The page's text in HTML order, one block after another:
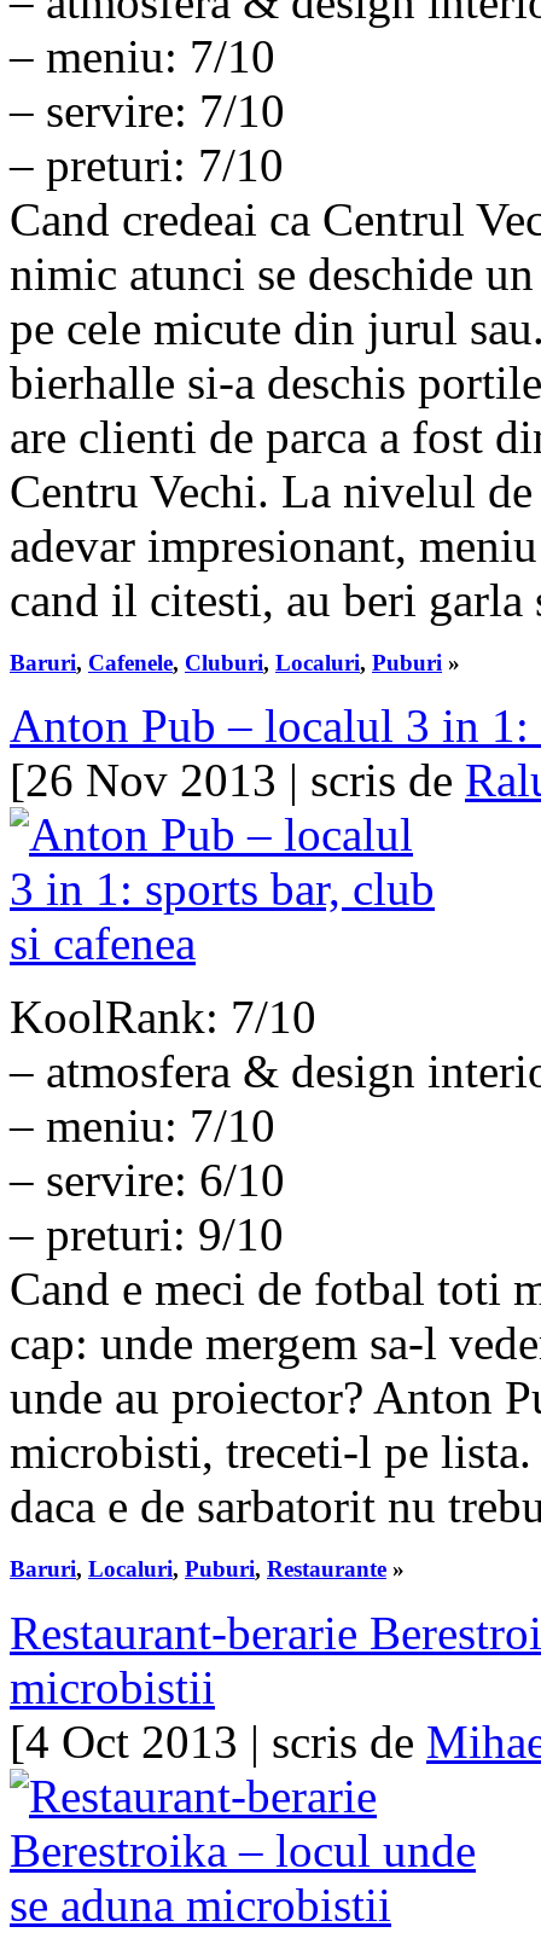
– meniu: 7/10
– servire: 7/10
– preturi: 7/10
Cand credeai ca Centrul
nimic atunci se deschide
pe cele micute din jurul
bierhalle si-a deschis
are clienti de parca a fost
Centru Vechi. La nivelul
adevar impresionant,
cand il citesti, au beri
Baruri, Cafenele, Cluburi, Localuri, Puburi »
Anton Pub – localul 3 in 1:
[26 Nov 2013 | scris de
KoolRank: 7/10
– atmosfera & design
– meniu: 7/10
– servire: 6/10
– preturi: 9/10
Cand e meci de fotbal toti
cap: unde mergem sa-l
unde au proiector? Anton
microbisti, treceti-l pe
daca e de sarbatorit nu
Baruri, Localuri, Puburi, Restaurante »
Restaurant-berarie
microbistii
[4 Oct 2013 | scris de